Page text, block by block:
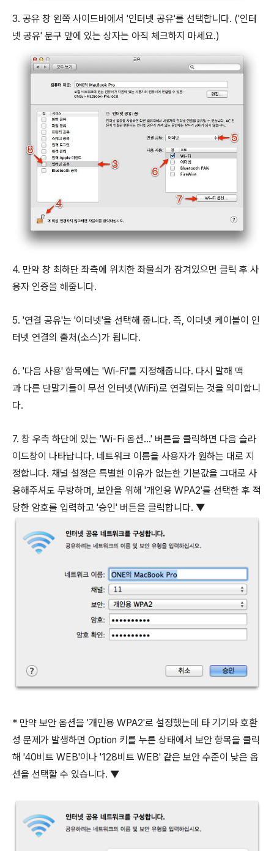
3. 공유 창 왼쪽 사이드바에서 '인터넷 공유'를 선택합니다. ('인터
넷 공유' 문구 앞에 있는 상자는 아직 체크하지 마세요.)
4. 만약 창 최하단 좌측에 위치한 좌물쇠가 잠겨있으면 클릭 후 사
용자 인증을 해줍니다.
5. '연결 공유'는 '이더넷'을 선택해 줍니다. 즉, 이더넷 케이블이 인
터넷 연결의 출처(소스)가 됩니다.
6. '다음 사용' 항목에는 'Wi-Fi'를 지정해줍니다. 다시 말해 맥
과 다른 단말기들이 무선 인터넷(WiFi)로 연결되는 것을 의미합니
다.
7. 창 우측 하단에 있는 'Wi-Fi 옵션...' 버튼을 클릭하면 다음 슬라
이드창이 나타납니다. 네트워크 이름을 사용자가 원하는 대로 지
정합니다. 채널 설정은 특별한 이유가 없는한 기본값을 그대로 사
용해주셔도 무방하며, 보안을 위해 '개인용 WPA2'를 선택한 후 적
당한 암호를 입력하고 '승인' 버튼을 클릭합니다. ▼
* 만약 보안 옵션을 '개인용 WPA2'로 설정했는데 타 기기와 호환
성 문제가 발생하면 Option 키를 누른 상태에서 보안 항목을 클릭
해 '40비트 WEB'이나 '128비트 WEB' 같은 보안 수준이 낮은 옵
션을 선택할 수 있습니다. ▼